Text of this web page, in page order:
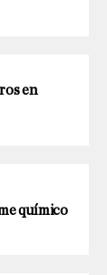
en
químico